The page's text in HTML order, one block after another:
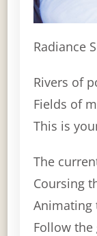
Radiance
Rivers of
Fields of
This is
The
Coursing
Animating
Follow